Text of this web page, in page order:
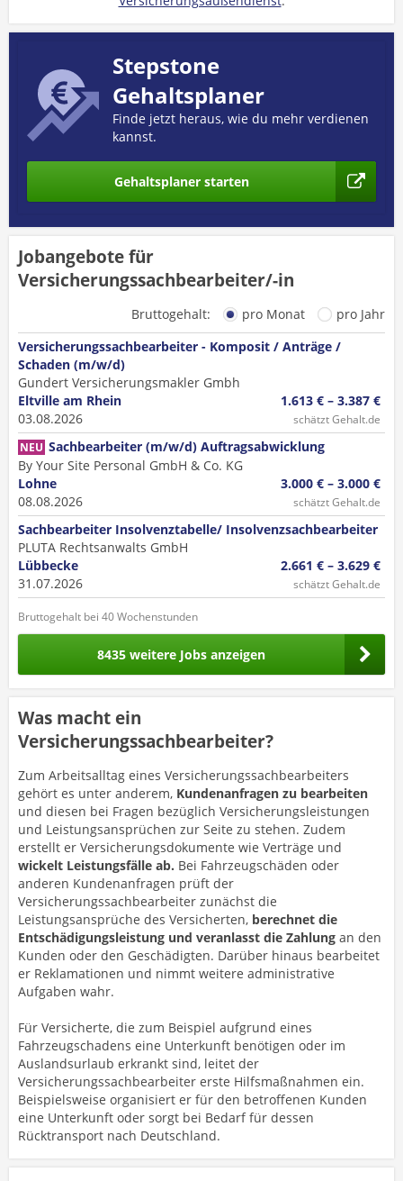
Stepstone
Gehaltsplaner
Finde jetzt heraus, wie du mehr verdienen
kannst.
Gehaltsplaner starten
Jobangebote für
Versicherungssachbearbeiter/-in
Bruttogehalt: pro Monat
pro Jahr
Versicherungssachbearbeiter - Komposit / Anträge /
Schaden (m/w/d)
Gundert Versicherungsmakler Gmbh
Eltville am Rhein
03.08.2026
1.613 € – 3.387 €
schätzt Gehalt.de
NEU Sachbearbeiter (m/w/d) Auftragsabwicklung
By Your Site Personal GmbH & Co. KG
Lohne
08.08.2026
3.000 € – 3.000 €
schätzt Gehalt.de
Sachbearbeiter Insolvenztabelle/ Insolvenzsachbearbeiter
PLUTA Rechtsanwalts GmbH
Lübbecke
31.07.2026
2.661 € – 3.629 €
schätzt Gehalt.de
Bruttogehalt bei 40 Wochenstunden
8435 weitere Jobs anzeigen
Was macht ein
Versicherungssachbearbeiter?
Zum Arbeitsalltag eines Versicherungssachbearbeiters
gehört es unter anderem, Kundenanfragen zu bearbeiten
und diesen bei Fragen bezüglich Versicherungsleistungen
und Leistungsansprüchen zur Seite zu stehen. Zudem
erstellt er Versicherungsdokumente wie Verträge und
wickelt Leistungsfälle ab. Bei Fahrzeugschäden oder
anderen Kundenanfragen prüft der
Versicherungssachbearbeiter zunächst die
Leistungsansprüche des Versicherten, berechnet die
Entschädigungsleistung und veranlasst die Zahlung an den
Kunden oder den Geschädigten. Darüber hinaus bearbeitet
er Reklamationen und nimmt weitere administrative
Aufgaben wahr.
Für Versicherte, die zum Beispiel aufgrund eines
Fahrzeugschadens eine Unterkunft benötigen oder im
Auslandsurlaub erkrankt sind, leitet der
Versicherungssachbearbeiter erste Hilfsmaßnahmen ein.
Beispielsweise organisiert er für den betroffenen Kunden
eine Unterkunft oder sorgt bei Bedarf für dessen
Rücktransport nach Deutschland.